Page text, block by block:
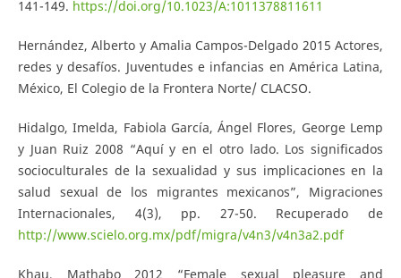
141-149. https://doi.org/10.1023/A:1011378811611
Hernández, Alberto y Amalia Campos-Delgado 2015 Actores,
redes y desafíos. Juventudes e infancias en América Latina,
México, El Colegio de la Frontera Norte/ CLACSO.
Hidalgo, Imelda, Fabiola García, Ángel Flores, George Lemp
y Juan Ruiz 2008 “Aquí y en el otro lado. Los significados
socioculturales de la sexualidad y sus implicaciones en la
salud sexual de los migrantes mexicanos”, Migraciones
Internacionales, 4(3), pp. 27-50. Recuperado de
http://www.scielo.org.mx/pdf/migra/v4n3/v4n3a2.pdf
Khau, Mathabo 2012 “Female sexual pleasure and